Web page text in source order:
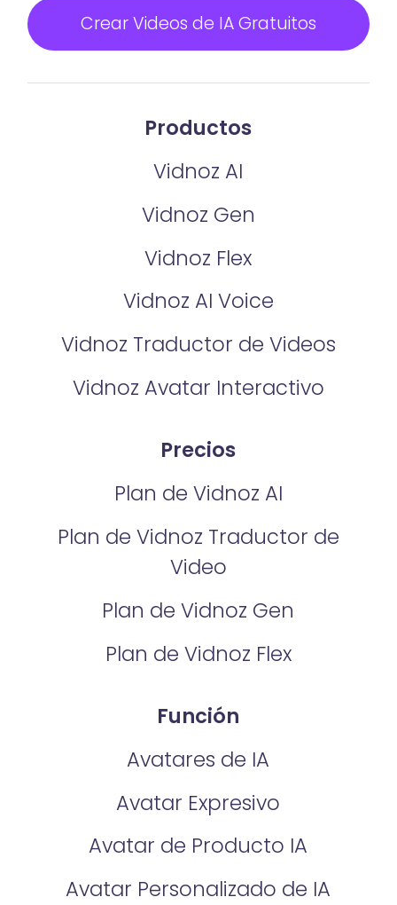
Crear Videos de IA Gratuitos
Productos
Vidnoz AI
Vidnoz Gen
Vidnoz Flex
Vidnoz AI Voice
Vidnoz Traductor de Videos
Vidnoz Avatar Interactivo
Precios
Plan de Vidnoz AI
Plan de Vidnoz Traductor de
Video
Plan de Vidnoz Gen
Plan de Vidnoz Flex
Función
Avatares de IA
Avatar Expresivo
Avatar de Producto IA
Avatar Personalizado de IA